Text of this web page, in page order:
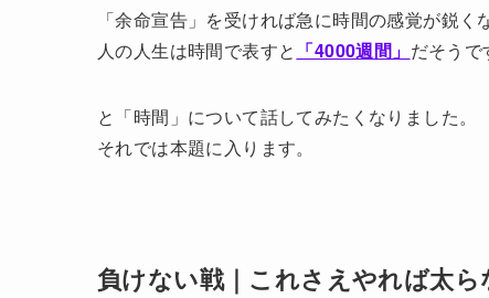
「余命宣告」を受ければ急に時間の感覚が鋭く
人の人生は時間で表すと 「4000週間」 だそうで
と「時間」について話してみたくなりました。
それでは本題に入ります。
負けない戦｜これさえやれば太